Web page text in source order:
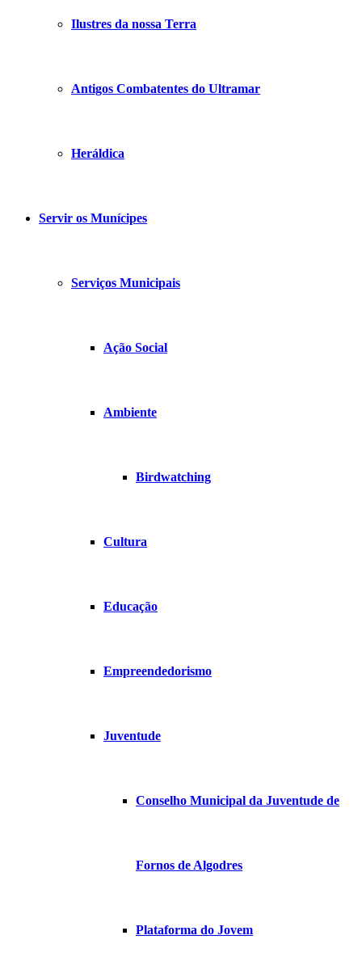
Ilustres da nossa Terra
Antigos Combatentes do Ultramar
Heráldica
Servir os Munícipes
Serviços Municipais
Ação Social
Ambiente
Birdwatching
Cultura
Educação
Empreendedorismo
Juventude
Conselho Municipal da Juventude de
Fornos de Algodres
Plataforma do Jovem